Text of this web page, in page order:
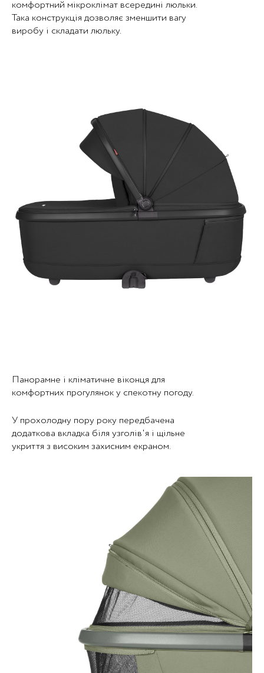
комфортний мікроклімат всередині люльки.
Така конструкція дозволяє зменшити вагу
виробу і складати люльку.
Панорамне і кліматичне віконця для
комфортних прогулянок у спекотну погоду.
У прохолодну пору року передбачена
додаткова вкладка біля узголів'я і щільне
укриття з високим захисним екраном.